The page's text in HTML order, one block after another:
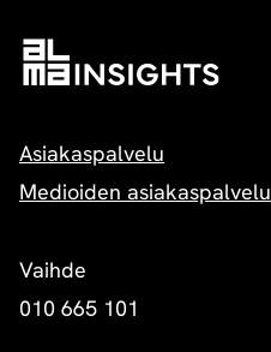
Asiakaspalvelu
Medioiden asiakaspalvelu
Vaihde
010 665 101